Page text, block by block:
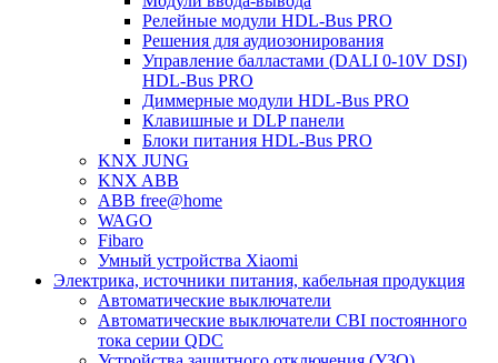
Релейные модули HDL-Bus PRO
Решения для аудиозонирования
Управление балластами (DALI 0-10V DSI)
HDL-Bus PRO
Диммерные модули HDL-Bus PRO
Клавишные и DLP панели
Блоки питания HDL-Bus PRO
KNX JUNG
KNX ABB
ABB free@home
WAGO
Fibaro
Умный устройства Xiaomi
Электрика, источники питания, кабельная продукция
Автоматические выключатели
Автоматические выключатели CBI постоянного
тока серии QDC